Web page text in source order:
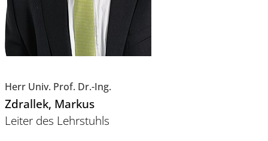
Herr Univ. Prof. Dr.-Ing.
Zdrallek, Markus
Leiter des Lehrstuhls